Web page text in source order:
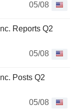
05/08
Reports Q2
05/08
Posts Q2
05/08